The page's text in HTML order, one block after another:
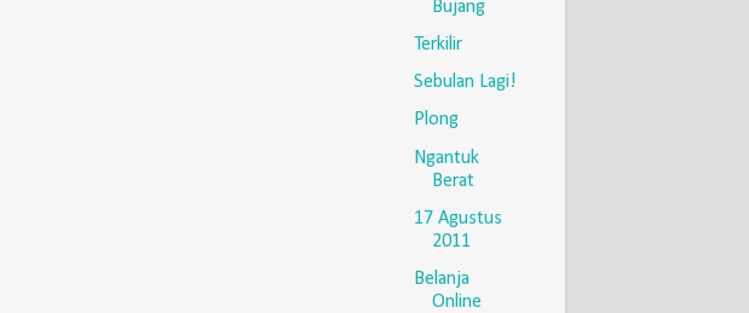
Bujang
Terkilir
Sebulan Lagi!
Plong
Ngantuk
Berat
17 Agustus
2011
Belanja
Online